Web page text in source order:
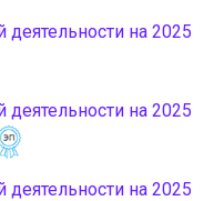
на 2025
на 2025
на 2025